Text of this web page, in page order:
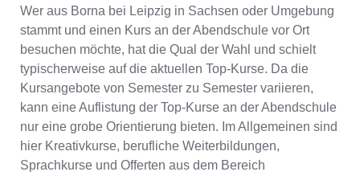
Wer aus Borna bei Leipzig in Sachsen oder Umgebung
stammt und einen Kurs an der Abendschule vor Ort
besuchen möchte, hat die Qual der Wahl und schielt
typischerweise auf die aktuellen Top-Kurse. Da die
Kursangebote von Semester zu Semester variieren,
kann eine Auflistung der Top-Kurse an der Abendschule
nur eine grobe Orientierung bieten. Im Allgemeinen sind
hier Kreativkurse, berufliche Weiterbildungen,
Sprachkurse und Offerten aus dem Bereich